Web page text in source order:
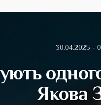
30.04.2025 -
Якова